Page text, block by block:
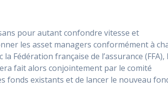
pour autant confondre vitesse et
les asset managers conformément à
Fédération française de l’assurance (FFA),
fait alors conjointement par le comité
fonds existants et de lancer le nouveau